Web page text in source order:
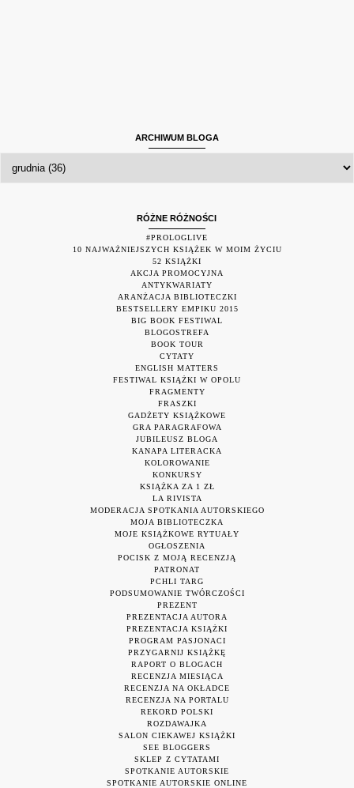
ARCHIWUM BLOGA
RÓŻNE RÓŻNOŚCI
#PROLOGLIVE
10 NAJWAŻNIEJSZYCH KSIĄŻEK W MOIM ŻYCIU
52 KSIĄŻKI
AKCJA PROMOCYJNA
ANTYKWARIATY
ARANŻACJA BIBLIOTECZKI
BESTSELLERY EMPIKU 2015
BIG BOOK FESTIWAL
BLOGOSTREFA
BOOK TOUR
CYTATY
ENGLISH MATTERS
FESTIWAL KSIĄŻKI W OPOLU
FRAGMENTY
FRASZKI
GADŻETY KSIĄŻKOWE
GRA PARAGRAFOWA
JUBILEUSZ BLOGA
KANAPA LITERACKA
KOLOROWANIE
KONKURSY
KSIĄŻKA ZA 1 ZŁ
LA RIVISTA
MODERACJA SPOTKANIA AUTORSKIEGO
MOJA BIBLIOTECZKA
MOJE KSIĄŻKOWE RYTUAŁY
OGŁOSZENIA
POCISK Z MOJĄ RECENZJĄ
PATRONAT
PCHLI TARG
PODSUMOWANIE TWÓRCZOŚCI
PREZENT
PREZENTACJA AUTORA
PREZENTACJA KSIĄŻKI
PROGRAM PASJONACI
PRZYGARNIJ KSIĄŻKĘ
RAPORT O BLOGACH
RECENZJA MIESIĄCA
RECENZJA NA OKŁADCE
RECENZJA NA PORTALU
REKORD POLSKI
ROZDAWAJKA
SALON CIEKAWEJ KSIĄŻKI
SEE BLOGGERS
SKLEP Z CYTATAMI
SPOTKANIE AUTORSKIE
SPOTKANIE AUTORSKIE ONLINE